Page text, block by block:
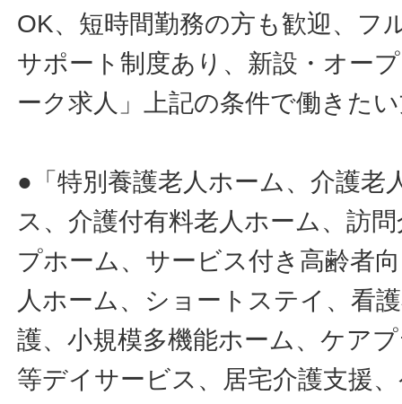
OK、短時間勤務の方も歓迎、フ
サポート制度あり、新設・オー
ーク求人」上記の条件で働きた
●「特別養護老人ホーム、介護老
ス、介護付有料老人ホーム、訪
プホーム、サービス付き高齢者
人ホーム、ショートステイ、看
護、小規模多機能ホーム、ケア
等デイサービス、居宅介護支援